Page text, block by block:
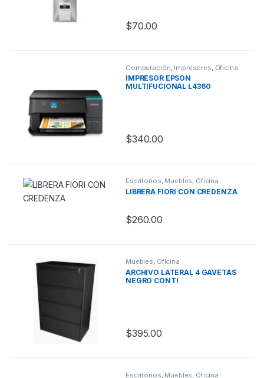
$70.00
Computación Impresores Oficina
IMPRESOR EPSON
MULTIFUCIONAL L4360
$340.00
Escritorios, Muebles, Oficina
LIBRERA FIORI CON CREDENZA
$260.00
Muebles, Oficina
ARCHIVO LATERAL 4 GAVETAS
NEGRO CONTI
$395.00
Escritorios Muebles Oficina